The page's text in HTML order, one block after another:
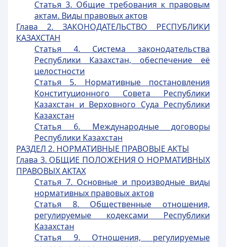
Статья 3. Общие требования к правовым
актам. Виды правовых актов
Глава 2. ЗАКОНОДАТЕЛЬСТВО РЕСПУБЛИКИ
КАЗАХСТАН
Статья 4. Система законодательства
Республики Казахстан, обеспечение её
целостности
Статья 5. Нормативные постановления
Конституционного Совета Республики
Казахстан и Верховного Суда Республики
Казахстан
Статья 6. Международные договоры
Республики Казахстан
РАЗДЕЛ 2. НОРМАТИВНЫЕ ПРАВОВЫЕ АКТЫ
Глава 3. ОБЩИЕ ПОЛОЖЕНИЯ О НОРМАТИВНЫХ
ПРАВОВЫХ АКТАХ
Статья 7. Основные и производные виды
нормативных правовых актов
Статья 8. Общественные отношения,
регулируемые кодексами Республики
Казахстан
Статья 9. Отношения, регулируемые